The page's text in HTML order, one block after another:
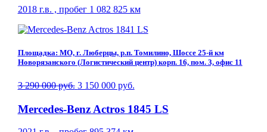
2018 г.в. , пробег 1 082 825 км
Площадка: МО, г. Люберцы, р.п. Томилино, Шоссе 25-й км
Новорязанского (Логистический центр) корп. 16, пом. 3, офис 11
3 290 000 руб. 3 150 000 руб.
Mercedes-Benz Actros 1845 LS